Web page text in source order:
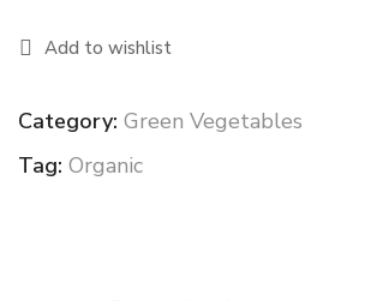
Add to wishlist
Category: Green Vegetables
Tag: Organic